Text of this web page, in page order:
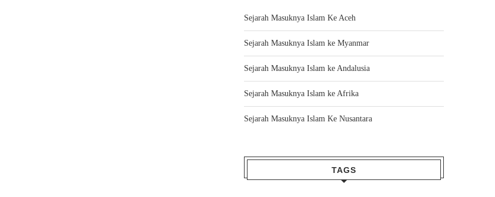
Sejarah Masuknya Islam Ke Aceh
Sejarah Masuknya Islam ke Myanmar
Sejarah Masuknya Islam ke Andalusia
Sejarah Masuknya Islam ke Afrika
Sejarah Masuknya Islam Ke Nusantara
TAGS